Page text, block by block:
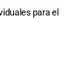
para el